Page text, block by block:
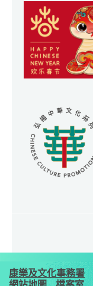
康樂及文化事務署